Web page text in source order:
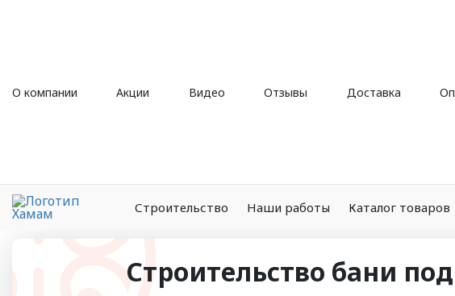
О компании Акции Видео Отзывы Доставка
Строительство Наши работы Каталог товаров
Строительство бани